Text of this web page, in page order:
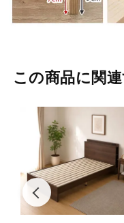
この商品に関